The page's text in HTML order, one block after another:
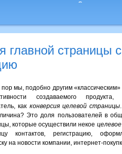
Существует
главной страницы
мы, подобно другим
создаваемого продукта,
как конверсия целевой страницы
Это доля пользователей в
которые осуществили некое целевое
контактов, регистрацию,
на новости компании, интернет-